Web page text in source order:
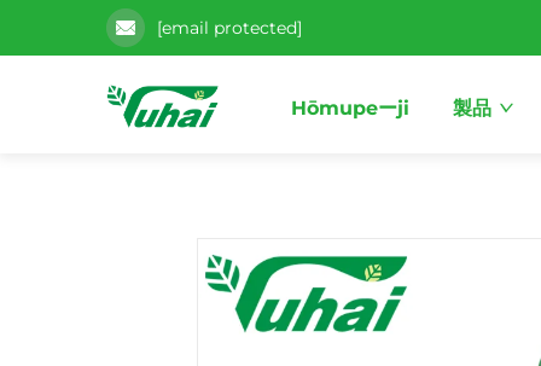
[email protected]
Hōmupeーji 製品